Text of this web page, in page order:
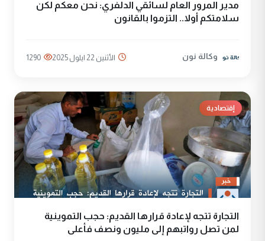
مدير المرور العام لسائقي الدلفري: نحن معكم لكن
سلامتكم أولا.. التزموا بالقانون
وكالة نون الأثنين 22 ايلول 2025 1290
إقتصادية
التجارة تتجه لإعادة قرارها القديم: حجب التموينية
لمن تصل رواتبهم إلى مليون ونصف فأعلى